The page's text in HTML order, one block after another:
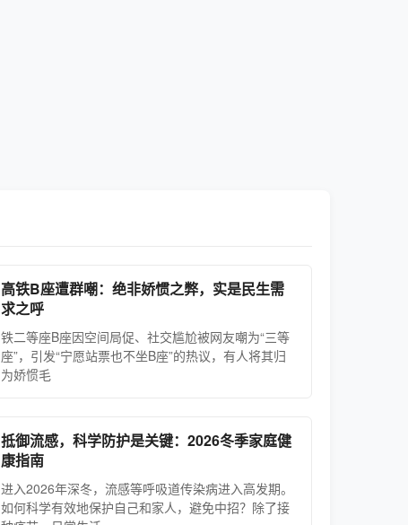
高铁B座遭群嘲：绝非娇惯之弊，实是民生需
求之呼
铁二等座B座因空间局促、社交尴尬被网友嘲为“三等
座”，引发“宁愿站票也不坐B座”的热议，有人将其归
为娇惯毛
抵御流感，科学防护是关键：2026冬季家庭健
康指南
进入2026年深冬，流感等呼吸道传染病进入高发期。
如何科学有效地保护自己和家人，避免中招？除了接